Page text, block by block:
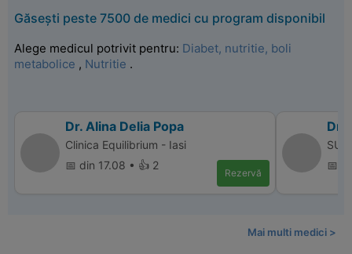
Găsești peste 7500 de medici cu program disponibil
Alege medicul potrivit pentru: Diabet, nutritie, boli
metabolice , Nutritie .
Dr. Alina Delia Popa
Clinica Equilibrium - Iasi
📅 din 17.08 • 👍 2
Rezervă
Dr.
📅
Mai multi medici >